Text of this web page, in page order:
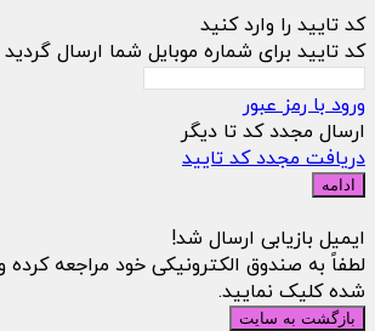
کد تایید را وارد کنید
کد تایید برای شماره موبایل شما ارسال گردید
ورود با رمز عبور
ارسال مجدد کد تا دیگر
دریافت مجدد کد تایید
ادامه
ایمیل بازیابی ارسال شد!
لطفاً به صندوق الکترونیکی خود مراجعه کرده
شده کلیک نمایید.
بازگشت به سایت